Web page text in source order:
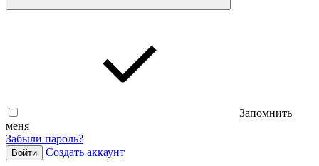
Запомнить
меня
Забыли пароль?
Войти Cоздать аккаунт